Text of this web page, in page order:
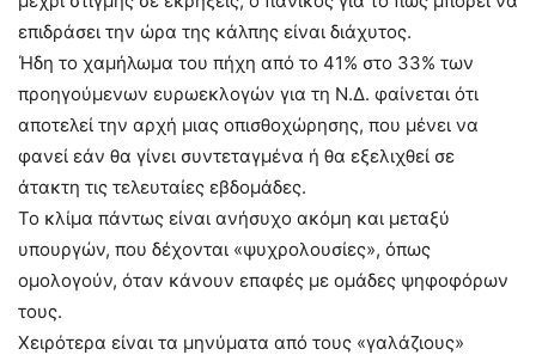
επιδράσει την ώρα της κάλπης είναι διάχυτος.
Ήδη το χαμήλωμα του πήχη από το 41% στο 33% των
προηγούμενων ευρωεκλογών για τη Ν.Δ. φαίνεται ότι
αποτελεί την αρχή μιας οπισθοχώρησης, που μένει να
φανεί εάν θα γίνει συντεταγμένα ή θα εξελιχθεί σε
άτακτη τις τελευταίες εβδομάδες.
Το κλίμα πάντως είναι ανήσυχο ακόμη και μεταξύ
υπουργών, που δέχονται «ψυχρολουσίες», όπως
ομολογούν, όταν κάνουν επαφές με ομάδες ψηφοφόρων
τους.
Χειρότερα είναι τα μηνύματα από τους «γαλάζιους»